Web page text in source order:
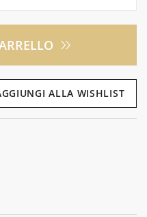
ALLA WISHLIST